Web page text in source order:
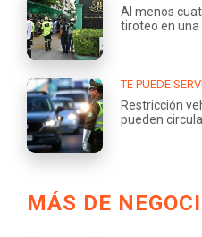
Al menos
tiroteo en una
TE PUEDE
Restricción
pueden
MÁS DE